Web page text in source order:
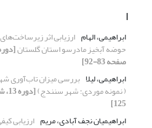
ا
ابراهیمی، الهام ارزیابی اثر
حوضه آبخیز مادرسو استان گلستان
صفحه 83-92]
ابراهیمی، لیلا بررسی میزان تاب‌آوری
( نمونه موردی: شهر سنندج)
125]
ابراهیمیان نجف آبادی، مریم ارزیابی